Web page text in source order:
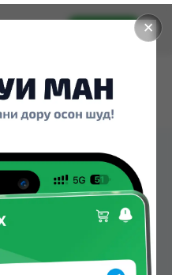
✕
Установить
100 ML
100 ML можно